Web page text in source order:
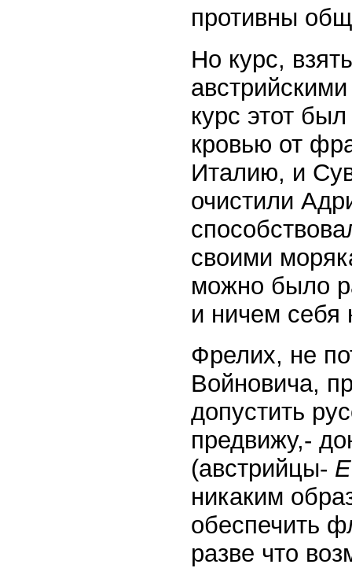
противны
Но курс,
курс этот
кровью от
Италию, и
очистили
своими
можно было
и ничем себя
Фрелих, не
Войновича,
допустить
предвижу,-
(австрийцы-
никаким
обеспечить
разве что